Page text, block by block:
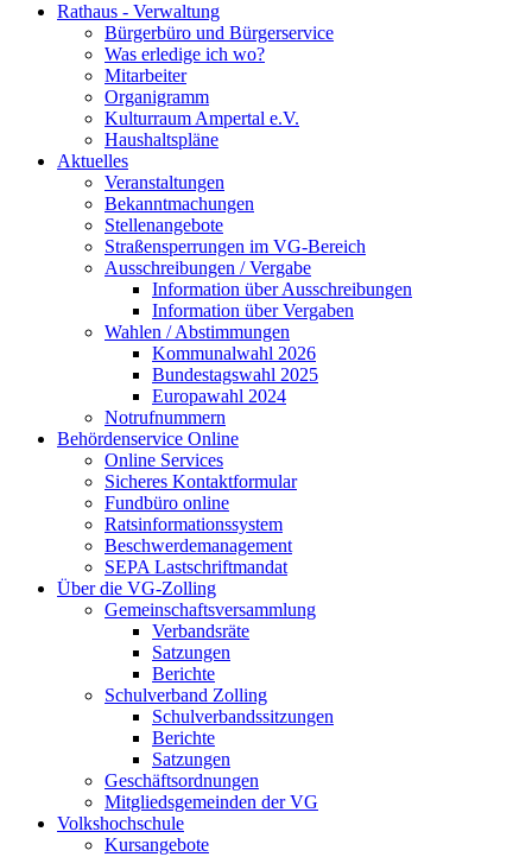
Rathaus - Verwaltung
Bürgerbüro und Bürgerservice
Was erledige ich wo?
Mitarbeiter
Organigramm
Kulturraum Ampertal e.V.
Haushaltspläne
Aktuelles
Veranstaltungen
Bekanntmachungen
Stellenangebote
Straßensperrungen im VG-Bereich
Ausschreibungen / Vergabe
Information über Ausschreibungen
Information über Vergaben
Wahlen / Abstimmungen
Kommunalwahl 2026
Bundestagswahl 2025
Europawahl 2024
Notrufnummern
Behördenservice Online
Online Services
Sicheres Kontaktformular
Fundbüro online
Ratsinformationssystem
Beschwerdemanagement
SEPA Lastschriftmandat
Über die VG-Zolling
Gemeinschaftsversammlung
Verbandsräte
Satzungen
Berichte
Schulverband Zolling
Schulverbandssitzungen
Berichte
Satzungen
Geschäftsordnungen
Mitgliedsgemeinden der VG
Volkshochschule
Kursangebote